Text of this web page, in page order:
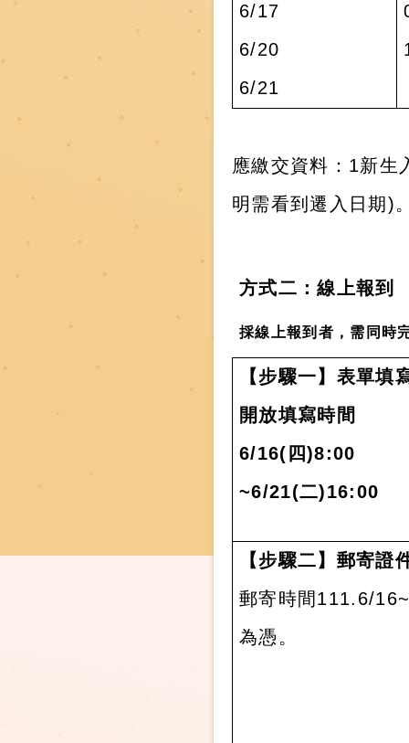
6/17
6/20
6/21
應繳交資料： 1新生
明需看到遷入日期)
方式二：線上報到
採線上報到者，需同時
【步驟一】表單填
開放填寫時間
6/16( 四)8:00
~6/21(二)16:00
【步驟二】郵寄證
郵寄時間 111.6/
為憑。